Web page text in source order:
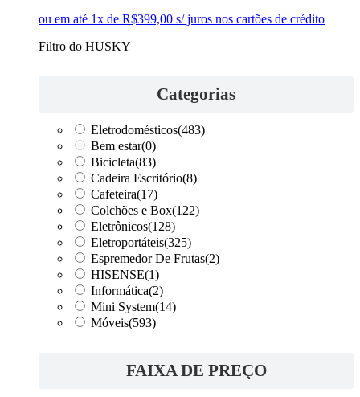
ou em até 1x de R$399,00 s/ juros nos cartões de crédito
Filtro do HUSKY
Categorias
Eletrodomésticos(483)
Bem estar(0)
Bicicleta(83)
Cadeira Escritório(8)
Cafeteira(17)
Colchões e Box(122)
Eletrônicos(128)
Eletroportáteis(325)
Espremedor De Frutas(2)
HISENSE(1)
Informática(2)
Mini System(14)
Móveis(593)
FAIXA DE PREÇO